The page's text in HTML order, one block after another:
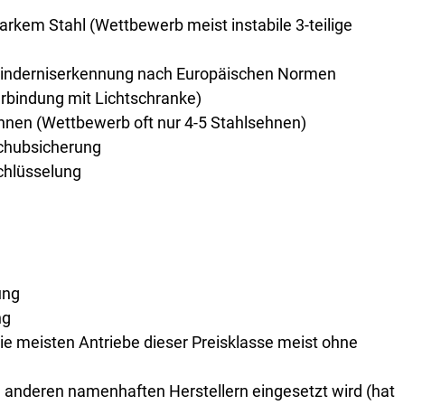
Stahl (Wettbewerb meist instabile 3-teilige
nach Europäischen Normen
mit Lichtschranke)
(Wettbewerb oft nur 4-5 Stahlsehnen)
meisten Antriebe dieser Preisklasse meist ohne
namenhaften Herstellern eingesetzt wird (hat